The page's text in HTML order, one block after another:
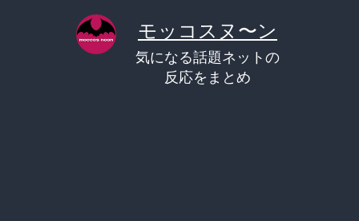
モッコスヌ〜ン
気になる話題ネットの
反応をまとめ